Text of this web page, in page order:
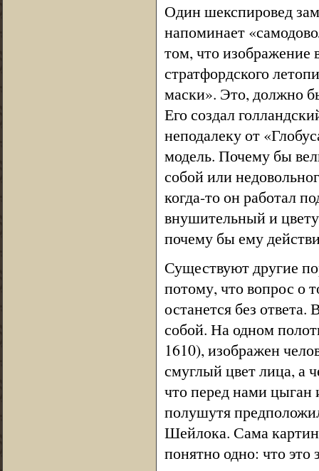
Один шекспировед
напоминает
том, что изображение
стратфордского
маски». Это, должно
Его создал
неподалеку от
модель. Почему бы
собой или
когда-то он работал
внушительный и
почему бы ему
Существуют другие
потому, что вопрос о
останется без
собой. На одном
1610), изображен
смуглый цвет лица, а
что перед нами
полушутя
Шейлока. Сама
понятно одно: что это